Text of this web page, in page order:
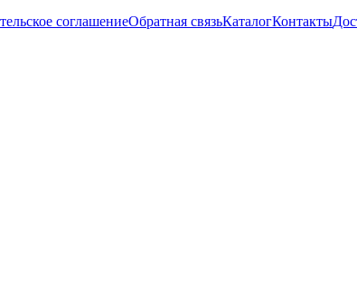
соглашениеОбратная связьКаталогКонтакты